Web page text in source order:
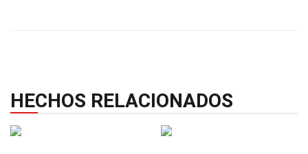
HECHOS RELACIONADOS